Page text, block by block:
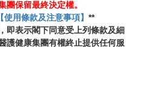
團保留最終決定權。
使用條款及注意事項】 **
即表示閣下同意受上列條款及細
護健康集團有權終止提供任何服